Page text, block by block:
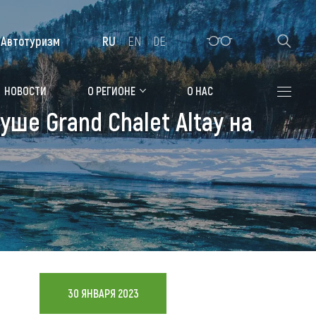
Алтайская зимовка
Где остановиться
Санатории
Гостиницы, отели
Коттеджи, базы
Сельские усадьбы
Мотели, придорожные отели
НОВОСТИ О РЕГИОНЕ О НАС
Автотуризм RU EN DE
Grand Chalet Altay на
30 ЯНВАРЯ 2023